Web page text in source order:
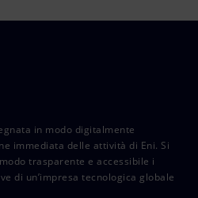
in modo digitalmente
immediata delle attività di Eni. Si
trasparente e accessibile i
di un’impresa tecnologica globale